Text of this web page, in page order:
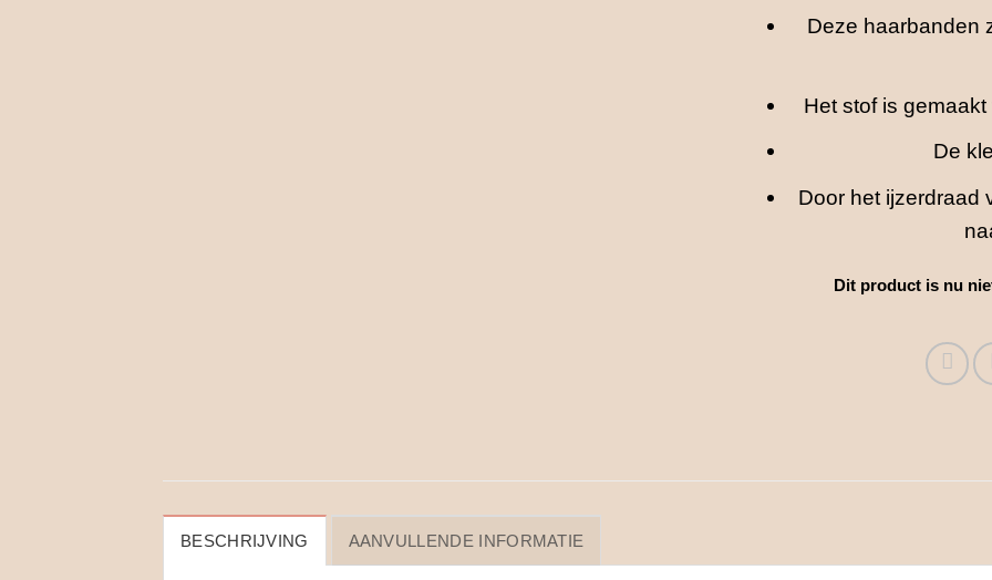
Deze haarbanden
Het stof is
De
Door het ijzerdraad
Dit product is nu
BESCHRIJVING AANVULLENDE INFORMATIE